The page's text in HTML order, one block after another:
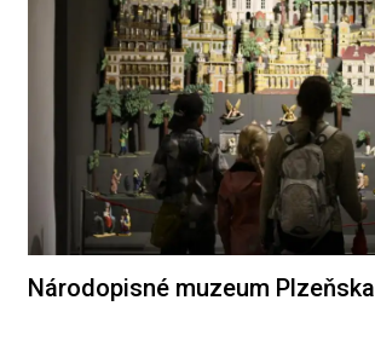
Národopisné muzeum Plzeňska